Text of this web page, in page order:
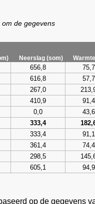
de gegevens
Neerslag (som)
656,8 75,7
616,8 57,7
267,0
410,9 91,4
0,0 43,6
333,4
333,4 91,1
361,4 74,4
298,5
605,1 94,9
op de gegevens